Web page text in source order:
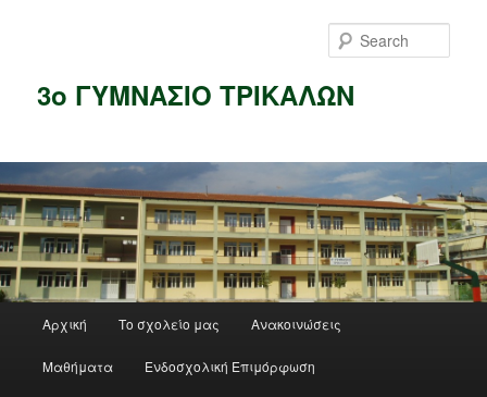
3ο ΓΥΜΝΑΣΙΟ ΤΡΙΚΑΛΩΝ
Αρχική Το σχολείο μας Ανακοινώσεις
Μαθήματα Ενδοσχολική Επιμόρφωση